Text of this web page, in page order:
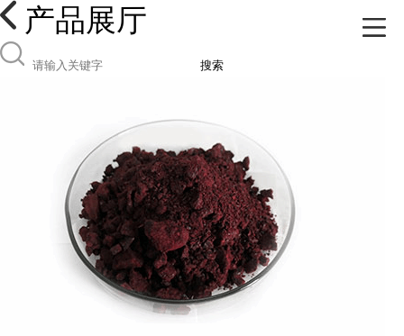
产品展厅
搜索